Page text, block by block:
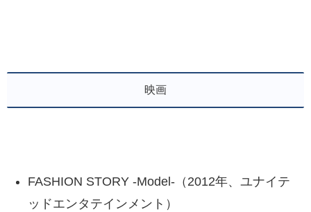
映画
FASHION STORY -Model-（2012年、ユナイテ
ッドエンタテインメント）